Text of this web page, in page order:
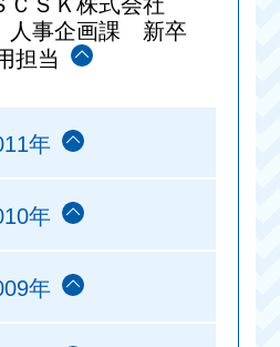
人事企画課 新卒
担当
年
年
年